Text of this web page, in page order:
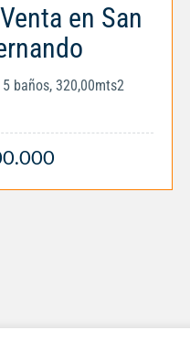
en San
baños, 320,00mts2